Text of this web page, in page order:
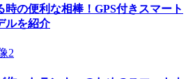
時の便利な相棒！GPS付きスマート
ルを紹介